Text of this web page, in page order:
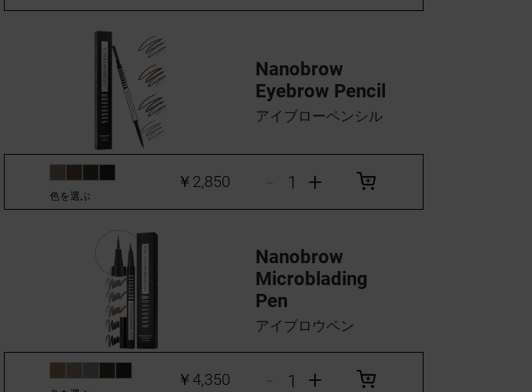
Nanobrow
Eyebrow Pencil
アイブローペンシル
色を選ぶ
￥2,850 +
Nanobrow
Microblading
Pen
アイブロウペン
￥4,350 +